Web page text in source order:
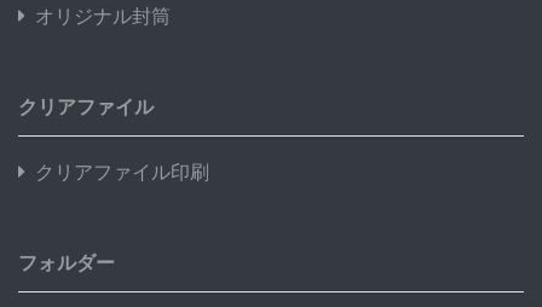
オリジナル封筒
クリアファイル
クリアファイル印刷
フォルダー